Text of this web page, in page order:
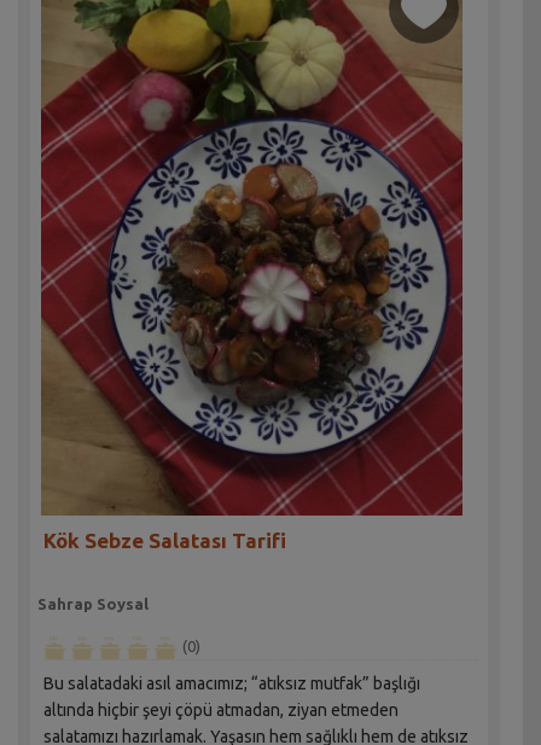
Kök Sebze Salatası Tarifi
Sahrap Soysal
(0)
Bu salatadaki asıl amacımız; “atıksız mutfak” başlığı
altında hiçbir şeyi çöpü atmadan, ziyan etmeden
salatamızı hazırlamak. Yaşasın hem sağlıklı hem de atıksız